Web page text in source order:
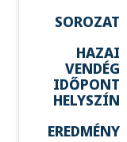
SOROZAT
HAZAI
VENDÉG
IDŐPONT
HELYSZÍN
EREDMÉNY